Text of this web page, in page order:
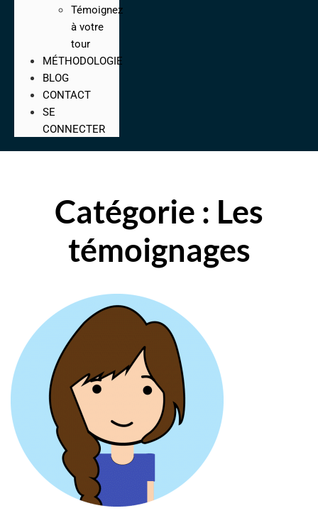
Témoignez
à votre
tour
MÉTHODOLOGIE
BLOG
CONTACT
SE
CONNECTER
Catégorie : Les
témoignages